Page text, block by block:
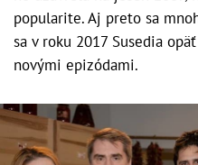
popularite. Aj preto sa
sa v roku 2017 Susedia
novými epizódami.